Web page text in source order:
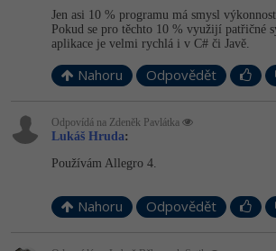
Jen asi 10 % programu má smysl
Pokud se pro těchto 10 % využijí patřičné
aplikace je velmi rychlá i v C# či Javě.
Nahoru Odpovědět
Odpovídá na Zdeněk Pavlátka
Lukáš Hruda:
Používám Allegro 4.
Nahoru Odpovědět